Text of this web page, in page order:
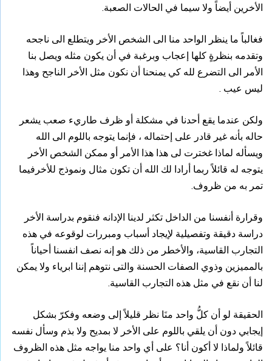
الأخرين أيضاً ولا سيما في الحالات الصعبة.
فغالباً ما ينظر الواحد منا الى الشخص الأخر ويتطلع الى ناجحه
وتقدمه بنظرةٍ كلها إعجاب وبرغبة في أن يكون مثله ويصل بنا
الأمر الى التضرع لله كي يمنحنا أن نكون مثل الأخر الناجح وهذا
ليس عيب .
ولكن عندما يقع أحدنا في مشكلة أو ظرف طاريء صعب يشعر
حاله بأنه غير قادر على إحتماله ، فإنما يتوجه باللوم الى الله
ويسأله لماذا غخترت لى هذا هذا الأمر أو ممكن الشخص الأخر
يتوجه له قائلاً ربما أرادا لك الله أن تكون مثال ونموذج للأخرفيما
تمر به من ظروف.
وقرارة أنفسنا من الداخل تكثر لدينا الإدانه فنقوم بدراسة الأخر
دراسة دقيقة وتفصيلية لإيجاد أسباب ومبررات لوقوعه في هذه
التجارب القاسية، والأخطر من ذلك هو إنه نصف انفسنا أحياناً
بالمميزين وذوي الصفات الحسنة والتى نتوهم إننا ابرياء ولا يمكن
لنا أن نقع في مثل هذه التجارب القاسية.
الحقيقة لو أن كلُّ واحد منَا نظر قليلاً إلى وضعه وفكرّ بشكل
إيجابي دون أن يلقي باللوم على الأخر لا بمديح ولا بذم وسأل نفسه
قائلاً ولماذا لا أكون أنا؟ على أي واحد منا يواجه مثل هذه الظروف